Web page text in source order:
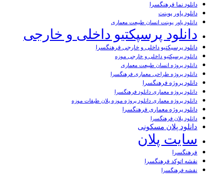
دانلود نما فرهنگسرا
دانلود پاور پوینت
دانلود پاور پوینت انسان طبیعت معماری
دانلود پرسپکتیو داخلی و خارجی
دانلود پرسپکتیو داخلی و خارجی فرهنگسرا
دانلود پرسپکتیو داخلی و خارجی موزه
دانلود پروژه انسان طبیعت معماری
دانلود پروژه طراحی معماری فرهنگسرا
دانلود پروژه فرهنگسرا
دانلود پروژه معماری دانلود فرهنگسرا
دانلود پروژه معماری دانلود پروژه موزه پلان طبقات موزه
دانلود پروژه معماری فرهنگسرا
دانلود پلان فرهنگسرا
دانلود پلان مسکونی
سایت پلان
فرهنگسرا
نقشه اتوکد فرهنگسرا
نقشه فرهنگسرا